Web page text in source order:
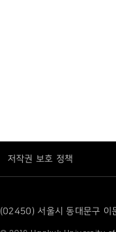
저작권 보호 정책
(02450) 서울시 동대문구